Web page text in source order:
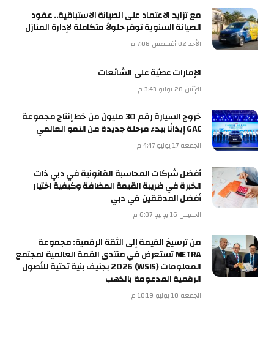
مع تزايد الاعتماد على الصيانة الاستباقية.. عقود
الصيانة السنوية توفر حلولاً متكاملة لإدارة المنازل
الأحد 02 أغسطس 7:08 م
الإمارات عصيّة على الشائعات
الإثنين 20 يوليو 3:43 م
خروج السيارة رقم 30 مليون من خط إنتاج مجموعة
GAC إيذانًا ببدء مرحلة جديدة من النمو العالمي
الجمعة 17 يوليو 4:47 م
أفضل شركات المحاسبة القانونية في دبي ذات
الخبرة في ضريبة القيمة المضافة وكيفية اختيار
أفضل المدققين في دبي
الخميس 16 يوليو 6:07 م
من ترسيخ القيمة إلى الثقة الرقمية: مجموعة
METRA تستعرض في منتدى القمة العالمية لمجتمع
المعلومات (WSIS) 2026 بجنيف بنية تحتية للأصول
الرقمية المدعومة بالذهب
الجمعة 10 يوليو 10:19 م